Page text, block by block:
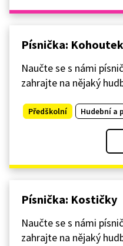
Písnička: Kohoutek
Naučte se s námi
zahrajte na nějaký
Předškolní Hudební a
Písnička: Kostičky
Naučte se s námi
zahrajte na nějaký